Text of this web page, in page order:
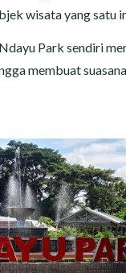
wisata yang satu
Park sendiri
membuat